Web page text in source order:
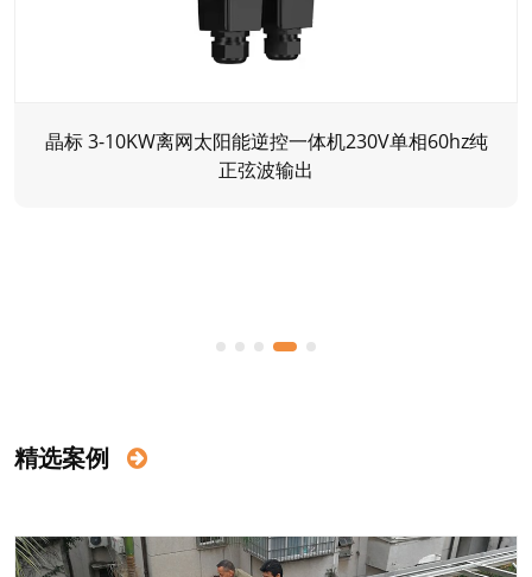
晶标 1kW-5kW低频纯正弦波离网太阳能逆变器，带隔
离变压器
精选案例